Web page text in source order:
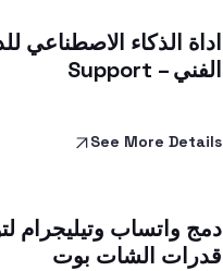
اداة الذكاء الاصطناعي
الفني – Support
See More Details
دمج واتساب وتيليجرام
قدرات الشات بوت